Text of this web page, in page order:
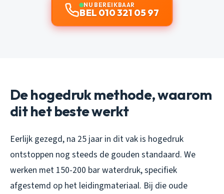
NU BEREIKBAAR
BEL 010 321 05 97
De hogedruk methode, waarom
dit het beste werkt
Eerlijk gezegd, na 25 jaar in dit vak is hogedruk
ontstoppen nog steeds de gouden standaard. We
werken met 150-200 bar waterdruk, specifiek
afgestemd op het leidingmateriaal. Bij die oude